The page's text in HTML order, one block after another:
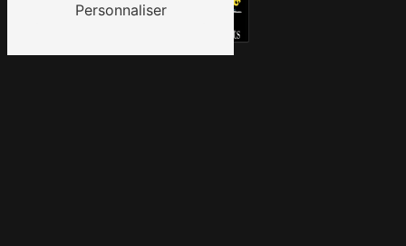
Personnaliser